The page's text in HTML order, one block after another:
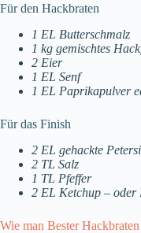
Für den Hackbraten
1 EL Butterschmalz
1 kg gemischtes
2 Eier
1 EL Senf
1 EL Paprikapulver
Für das Finish
2 EL gehackte
2 TL Salz
1 TL Pfeffer
2 EL Ketchup – oder
Wie man Bester